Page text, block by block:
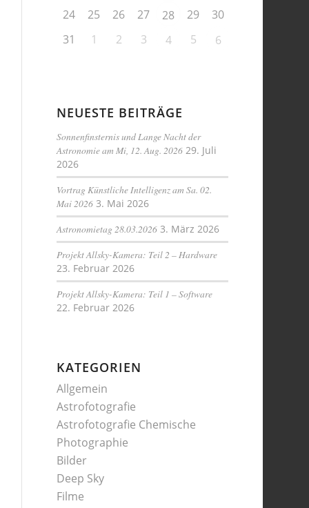
24
25 26 27 28 29
30
31
1 2 3 4 5 6
NEUESTE BEITRÄGE
Sonnenfinsternis und Lange Nacht der
Astronomie am Mi, 12. Aug. 2026 29. Juli
2026
Vortrag Künstliche Intelligenz am Sa. 02.
Mai 2026 3. Mai 2026
Astronomietag 28.03.2026 3. März 2026
Projekt Allsky-Kamera: Teil 2 – Hardware
23. Februar 2026
Projekt Allsky-Kamera: Teil 1 – Software
22. Februar 2026
KATEGORIEN
Allgemein
Astrofotografie
Astrofotografie Chemische
Photographie
Bilder
Deep Sky
Filme